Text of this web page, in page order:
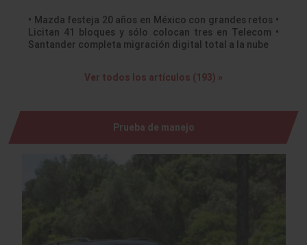
• Mazda festeja 20 años en México con grandes retos •
Licitan 41 bloques y sólo colocan tres en Telecom •
Santander completa migración digital total a la nube
Ver todos los artículos (193) »
Prueba de manejo